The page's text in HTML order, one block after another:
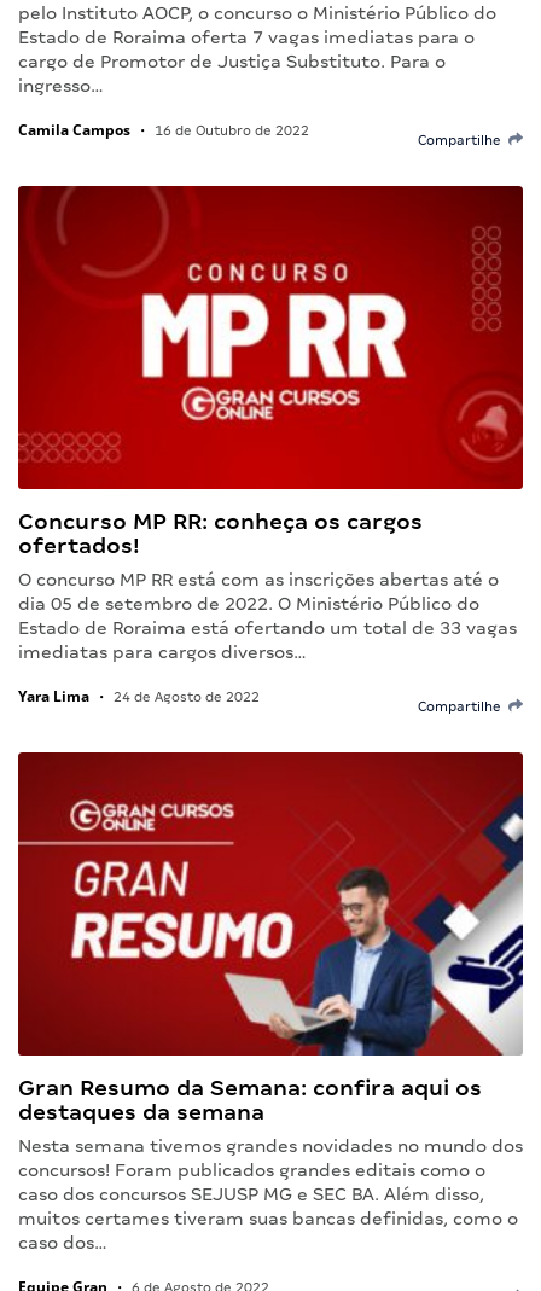
pelo Instituto AOCP, o concurso o Ministério Público do
Estado de Roraima oferta 7 vagas imediatas para o
cargo de Promotor de Justiça Substituto. Para o
ingresso…
Camila Campos • 16 de Outubro de 2022
Compartilhe
Concurso MP RR: conheça os cargos
ofertados!
O concurso MP RR está com as inscrições abertas até o
dia 05 de setembro de 2022. O Ministério Público do
Estado de Roraima está ofertando um total de 33 vagas
imediatas para cargos diversos…
Yara Lima • 24 de Agosto de 2022
Compartilhe
Gran Resumo da Semana: confira aqui os
destaques da semana
Nesta semana tivemos grandes novidades no mundo dos
concursos! Foram publicados grandes editais como o
caso dos concursos SEJUSP MG e SEC BA. Além disso,
muitos certames tiveram suas bancas definidas, como o
caso dos…
Equipe Gran • 6 de Agosto de 2022